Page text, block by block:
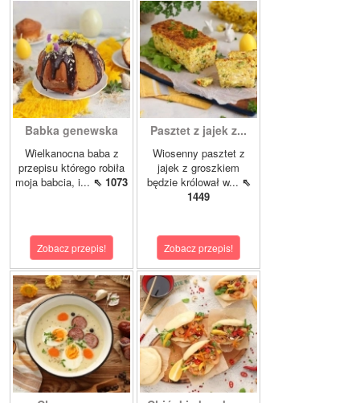
Babka genewska
Wielkanocna baba z
przepisu którego robiła
moja babcia, i... ⇖ 1073
Zobacz przepis!
Pasztet z jajek z...
Wiosenny pasztet z
jajek z groszkiem
będzie królował w... ⇖
1449
Zobacz przepis!